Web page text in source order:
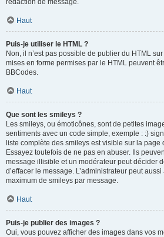
rédaction de message.
Haut
Puis-je utiliser le HTML ?
Non, il n’est pas possible de publier du HTML
mises en forme permises par le HTML peuvent
BBCodes.
Haut
Que sont les smileys ?
Les smileys, ou émoticônes, sont de petites
sentiments avec un code simple, exemple : :)
liste complète des smileys est visible sur la
Essayez toutefois de ne pas en abuser. Ils
message illisible et un modérateur peut décider
d’effacer le message. L’administrateur peut
maximum de smileys par message.
Haut
Puis-je publier des images ?
Oui, vous pouvez afficher des images dans vos